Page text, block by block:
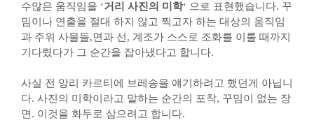
수많은 움직임을 ‘거리 사진의 미학‘ 으로 표현했습니다. 꾸
밈이나 연출을 절대 하지 않고 찍고자 하는 대상의 움직임
과 주위 사물들,면과 선, 계조가 스스로 조화를 이룰 때까지
기다렸다가 그 순간을 잡아냈다고 합니다.
사실 전 앙리 카르티에 브레송을 얘기하려고 했던게 아닙니
다. 사진의 미학이라고 말하는 순간의 포착, 꾸밈이 없는 장
면. 이것을 화두로 삼으려고 합니다.